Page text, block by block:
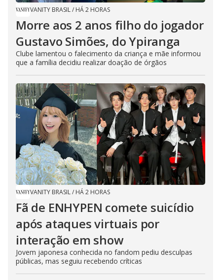
VANITY BRASIL/ HÁ 2 HORAS
Morre aos 2 anos filho do jogador
Gustavo Simões, do Ypiranga
Clube lamentou o falecimento da criança e mãe informou
que a família decidiu realizar doação de órgãos
VANITY BRASIL/ HÁ 2 HORAS
Fã de ENHYPEN comete suicídio
após ataques virtuais por
interação em show
Jovem japonesa conhecida no fandom pediu desculpas
públicas, mas seguiu recebendo críticas